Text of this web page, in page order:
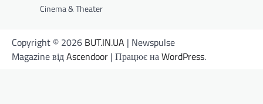
Cinema & Theater
Copyright © 2026 BUT.IN.UA | Newspulse
Magazine відAscendoor | Працює наWordPress.